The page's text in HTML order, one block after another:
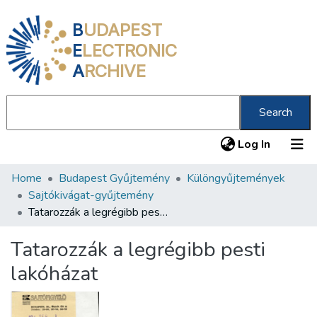
BUDAPEST
ELECTRONIC
ARCHIVE
Search
Log In (current)
Communities & Collections
All of DSpace
About us
Home Budapest Gyűjtemény
Különgyűjtemények
Sajtókivágat-gyűjtemény
Tatarozzák a legrégibb pesti lakóházat
Tatarozzák a legrégibb pesti
lakóházat